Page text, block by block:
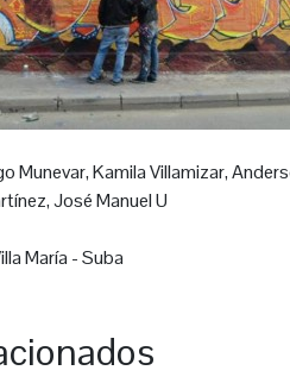
Munevar, Kamila Villamizar,
José Manuel U
María - Suba